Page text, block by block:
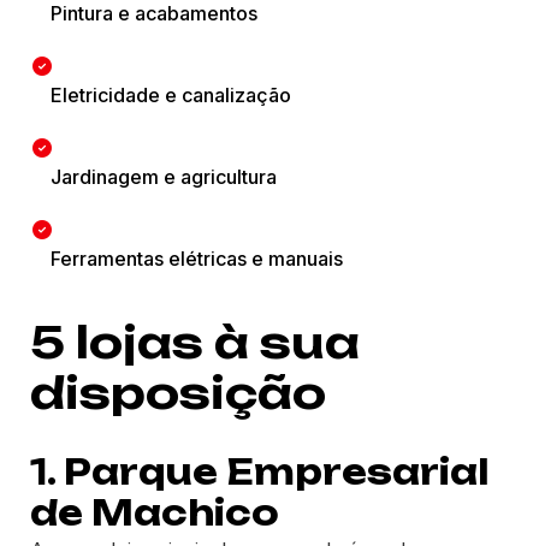
Pintura e acabamentos
Eletricidade e canalização
Jardinagem e agricultura
Ferramentas elétricas e manuais
5 lojas à sua
disposição
1. Parque Empresarial
de Machico